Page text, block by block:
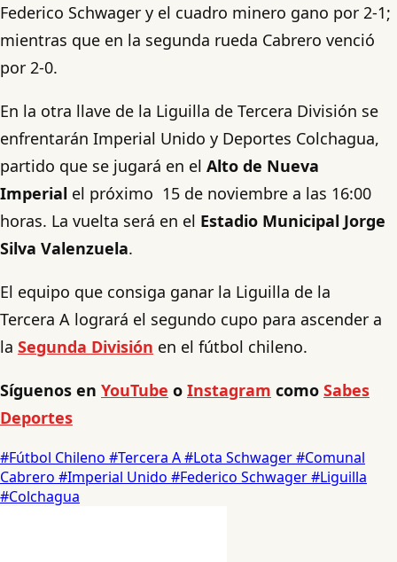
Federico Schwager y el cuadro minero gano por 2-1;
mientras que en la segunda rueda Cabrero venció
por 2-0.
En la otra llave de la Liguilla de Tercera División se
enfrentarán Imperial Unido y Deportes Colchagua,
partido que se jugará en el Alto de Nueva
Imperial el próximo 15 de noviembre a las 16:00
horas. La vuelta será en el Estadio Municipal Jorge
Silva Valenzuela.
El equipo que consiga ganar la Liguilla de la
Tercera A logrará el segundo cupo para ascender a
la Segunda División en el fútbol chileno.
Síguenos en YouTube o Instagram como Sabes
Deportes
#Fútbol Chileno #Tercera A#Lota Schwager#Comunal
Cabrero #Imperial Unido #Federico Schwager#Liguilla
#Colchagua